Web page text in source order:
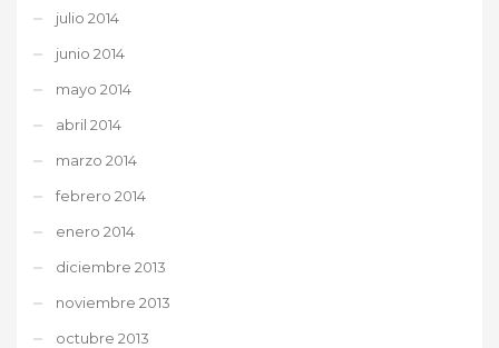
julio 2014
junio 2014
mayo 2014
abril 2014
marzo 2014
febrero 2014
enero 2014
diciembre 2013
noviembre 2013
octubre 2013